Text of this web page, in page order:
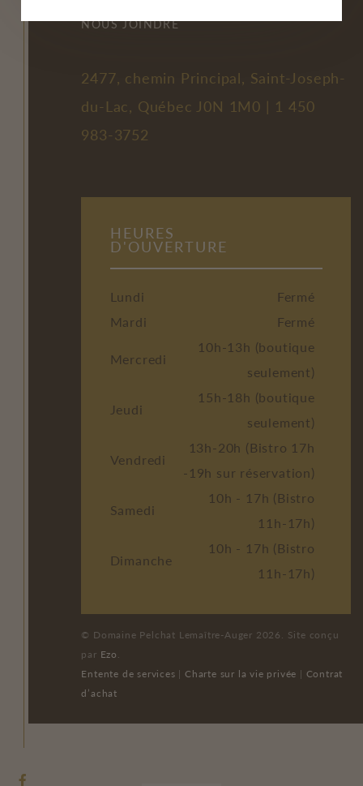
NOUS JOINDRE
2477, chemin Principal, Saint-Joseph-
du-Lac, Québec J0N 1M0 | 1 450
983-3752
HEURES
D'OUVERTURE
Lundi
Fermé
Mardi
Fermé
Mercredi
10h-13h (boutique
seulement)
Jeudi
15h-18h (boutique
seulement)
Vendredi
13h-20h (Bistro 17h
-19h sur réservation)
Samedi
10h - 17h (Bistro
11h-17h)
Dimanche
10h - 17h (Bistro
11h-17h)
© Domaine Pelchat Lemaître-Auger 2026. Site conçu
par Ezo.
Entente de services | Charte sur la vie privée | Contrat
d’achat